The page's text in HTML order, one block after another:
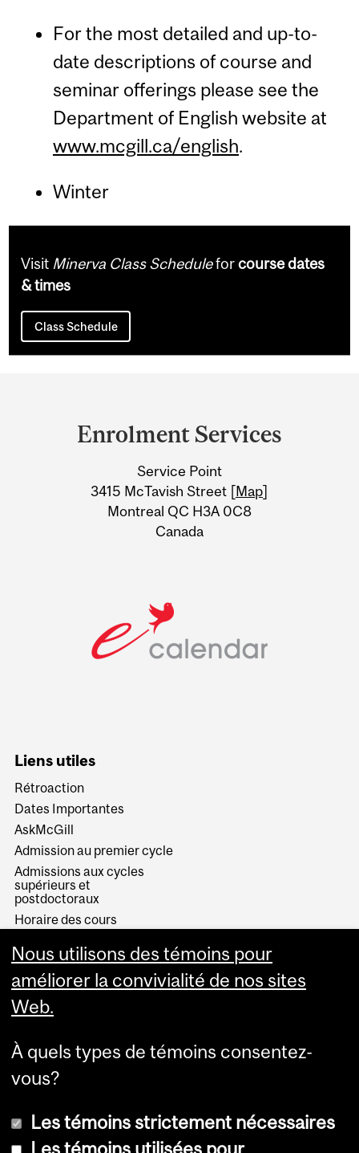
For the most detailed and up-to-
date descriptions of course and
seminar offerings please see the
Department of English website at
www.mcgill.ca/english.
Winter
Visit Minerva Class Scheduleforcourse dates
& times
Class Schedule
Information
Enrolment Services
Service Point
3415 McTavish Street [Map]
Montreal QC H3A 0C8
Canada
Liens utiles
Rétroaction
Dates Importantes
AskMcGill
Admission au premier cycle
Admissions aux cycles
supérieurs et
postdoctoraux
Horaire des cours
Services aux étudiants
Nous utilisons des témoins pour
améliorer la convivialité de nos sites
Web.
À quels types de témoins consentez-
vous?
Les témoins strictement nécessaires
Les témoins utilisées pour